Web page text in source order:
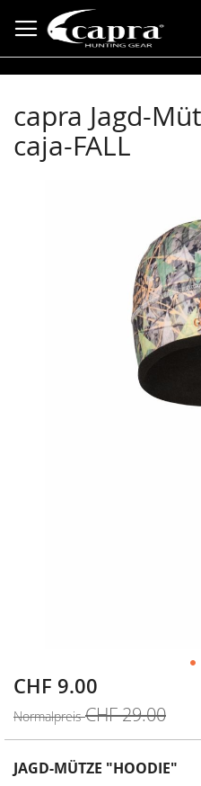
zum
Inhalt
capra Jagd-
caja-FALL
Sonderangebot
CHF 9.00
Normalpreis CHF 29.00
JAGD-MÜTZE "HOODIE"
Zum
der